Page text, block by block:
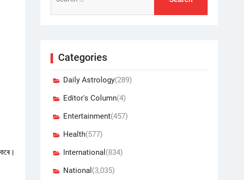
for:
Categories
Daily Astrology(289)
Editor's Column(4)
Entertainment(457)
Health(577)
International (834)
National (3,035)